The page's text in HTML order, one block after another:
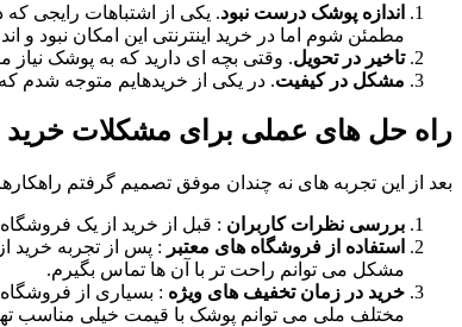
اندازه پوشک درست نبود. یکی از اشتباهات رایجی
مطمئن شوم اما در خرید اینترنتی این امکان نبود و
تاخیر در تحویل. وقتی بچه ای دارید که به پوشک
مشکل در کیفیت. در یکی از خریدهایم متوجه شدم
راه حل های عملی برای مشکلات خرید
بعد از این تجربه های نه چندان موفق تصمیم گرفتم
بررسی نظرات کاربران : قبل از خرید از یک
استفاده از فروشگاه های معتبر : پس از تجربه خرید
مشکل می توانم راحت تر با آن ها تماس بگیرم.
خرید در زمان تخفیف های ویژه : بسیاری از
مختلف ملی می توانم پوشک با قیمت خیلی مناسب